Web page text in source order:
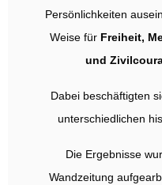
Persönlichkeiten
Weise fürFreiheit,
und
Dabei beschäftigten
unterschiedlichen
Die Ergebnisse
Wandzeitung